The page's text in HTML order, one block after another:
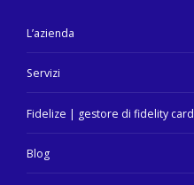
L’azienda
Servizi
Fidelize | gestore di fidelity card
Blog